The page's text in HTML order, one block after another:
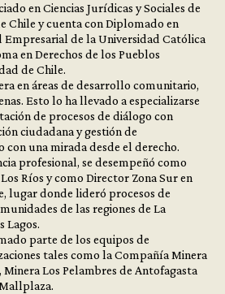
en Ciencias Jurídicas y Sociales de
Chile y cuenta con Diplomado en
Empresarial de la Universidad Católica
en Derechos de los Pueblos
de Chile.
en áreas de desarrollo comunitario,
Esto lo ha llevado a especializarse
de procesos de diálogo con
ciudadana y gestión de
con una mirada desde el derecho.
profesional, se desempeñó como
Ríos y como Director Zona Sur en
lugar donde lideró procesos de
de las regiones de La
Lagos.
parte de los equipos de
tales como la Compañía Minera
Los Pelambres de Antofagasta